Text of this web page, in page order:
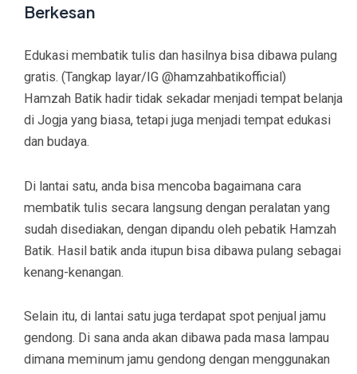
Berkesan
Edukasi membatik tulis dan hasilnya bisa dibawa pulang
gratis. (Tangkap layar/IG @hamzahbatikofficial)
Hamzah Batik hadir tidak sekadar menjadi tempat belanja
di Jogja yang biasa, tetapi juga menjadi tempat edukasi
dan budaya.
Di lantai satu, anda bisa mencoba bagaimana cara
membatik tulis secara langsung dengan peralatan yang
sudah disediakan, dengan dipandu oleh pebatik Hamzah
Batik. Hasil batik anda itupun bisa dibawa pulang sebagai
kenang-kenangan.
Selain itu, di lantai satu juga terdapat spot penjual jamu
gendong. Di sana anda akan dibawa pada masa lampau
dimana meminum jamu gendong dengan menggunakan